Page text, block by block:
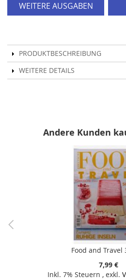
WEITERE AUSGABEN
PRODUKTBESCHREIBUNG
WEITERE DETAILS
Andere Kunden
Food and Travel
7,99 €
Inkl. 7% Steuern , exkl.